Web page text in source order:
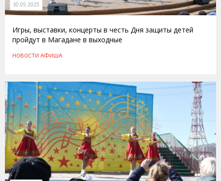
30.05.2025
Игры, выставки, концерты в честь Дня защиты детей
пройдут в Магадане в выходные
НОВОСТИ АФИША